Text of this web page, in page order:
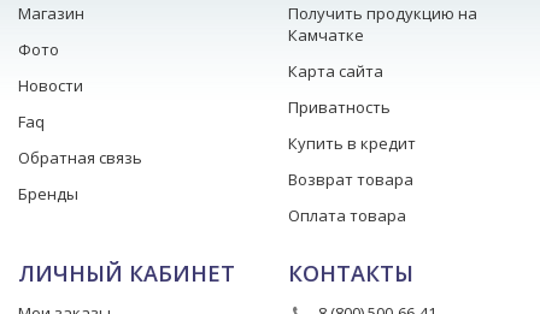
Магазин
Фото
Новости
Faq
Обратная связь
Бренды
Получить продукцию на
Камчатке
Карта сайта
Приватность
Купить в кредит
Возврат товара
Оплата товара
ЛИЧНЫЙ КАБИНЕТ КОНТАКТЫ